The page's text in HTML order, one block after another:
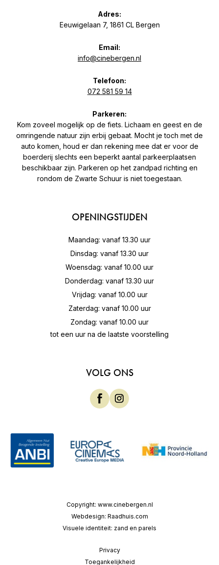
Adres:
Eeuwigelaan 7, 1861 CL Bergen
Email:
info@cinebergen.nl
Telefoon:
072 581 59 14
Parkeren:
Kom zoveel mogelijk op de fiets. Lichaam en geest en de
omringende natuur zijn erbij gebaat. Mocht je toch met de
auto komen, houd er dan rekening mee dat er voor de
boerderij slechts een beperkt aantal parkeerplaatsen
beschikbaar zijn. Parkeren op het zandpad richting en
rondom de Zwarte Schuur is niet toegestaan.
OPENINGSTIJDEN
Maandag: vanaf 13.30 uur
Dinsdag: vanaf 13.30 uur
Woensdag: vanaf 10.00 uur
Donderdag: vanaf 13.30 uur
Vrijdag: vanaf 10.00 uur
Zaterdag: vanaf 10.00 uur
Zondag: vanaf 10.00 uur
tot een uur na de laatste voorstelling
VOLG ONS
Copyright: www.cinebergen.nl
Webdesign: Raadhuis.com
Visuele identiteit: zand en parels
Privacy
Toegankelijkheid